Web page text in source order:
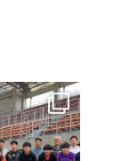
男女優勝
年2月28日
年8月21日